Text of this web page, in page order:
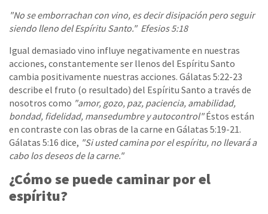
"No se emborrachan con vino, es decir disipación pero seguir
siendo lleno del Espíritu Santo." Efesios 5:18
Igual demasiado vino influye negativamente en nuestras
acciones, constantemente ser llenos del Espíritu Santo
cambia positivamente nuestras acciones. Gálatas 5:22-23
describe el fruto (o resultado) del Espíritu Santo a través de
nosotros como "amor, gozo, paz, paciencia, amabilidad,
bondad, fidelidad, mansedumbre y autocontrol"Éstos están
en contraste con las obras de la carne en Gálatas 5:19-21.
Gálatas 5:16 dice, "Si usted camina por el espíritu, no llevará a
cabo los deseos de la carne."
¿Cómo se puede caminar por el
espíritu?